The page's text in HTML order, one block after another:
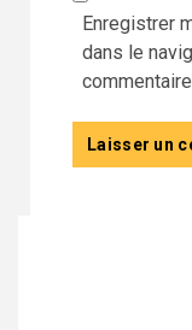
Enregistrer
dans le